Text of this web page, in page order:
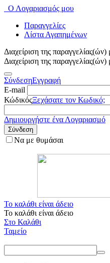
Ο Λογαριασμός μου
Παραγγελίες
Λίστα Αγαπημένων
Διαχείριση της παραγγελίας(ών)
Διαχείριση της παραγγελίας(ών)
ΣύνδεσηΕγγραφή
E-mail
ΚώδικόςΞεχάσατε τον Κωδικό;
Δημιουργήστε ένα Λογαριασμό
Σύνδεση
Να με θυμάσαι
Το καλάθι είναι άδειο
Το καλάθι είναι άδειο
Στο Καλάθι
Ταμείο